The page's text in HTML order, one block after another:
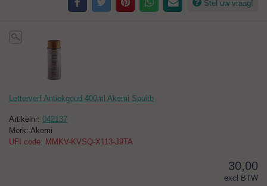
Stel uw vraag!
Letterverf Antiekgoud 400ml Akemi Spuitb
Artikelnr: 042137
Merk: Akemi
UFI code: MMKV-KVSQ-X113-J9TA
30,00
excl BTW